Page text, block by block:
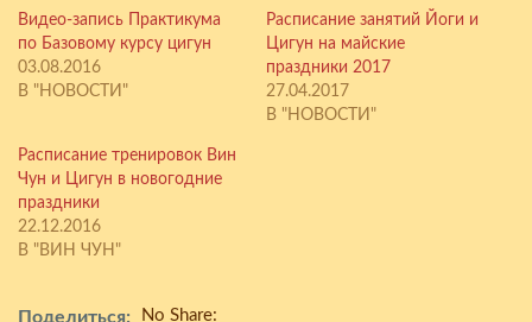
Видео-запись Практикума
по Базовому курсу цигун
03.08.2016
В "НОВОСТИ"
Расписание занятий Йоги и
Цигун на майские
праздники 2017
27.04.2017
В "НОВОСТИ"
Расписание тренировок Вин
Чун и Цигун в новогодние
праздники
22.12.2016
В "ВИН ЧУН"
Поделиться: No Share: